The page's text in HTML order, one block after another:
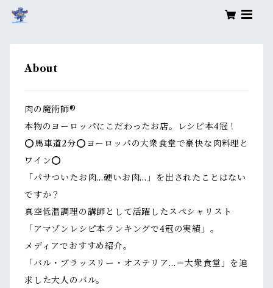
About
肉の魔術師®
本物のヨーロッパにこだわったお店。レシピ本4冠！
⭕️馬車道2分⭕️ヨーロッパの大衆食堂で豪快な肉料理と
ワイン⭕️
「パサついたお肉…硬いお肉…」を出されたことはない
ですか？
真空低温調理の講師として活躍したスペシャリスト
「アマゾンレシピ本ランキングで4冠の実績」。
メディアでおすすめ紹介。
「バル・ブラッスリー・オステリア…＝大衆食堂」を追
求した大人のバル。